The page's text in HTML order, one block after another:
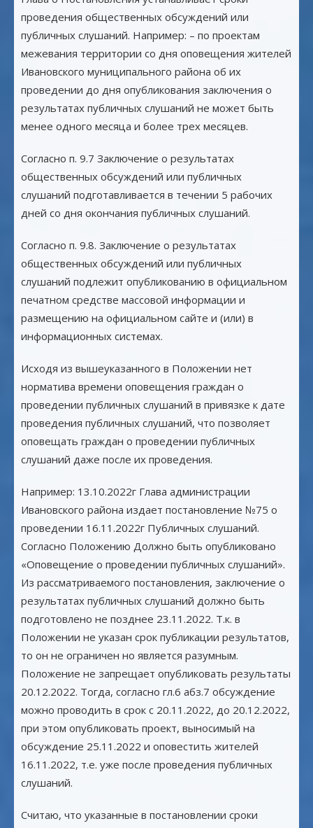
проведения общественных обсуждений или
публичных слушаний. Например: – по проектам
межевания территории со дня оповещения жителей
Ивановского муниципального района об их
проведении до дня опубликования заключения о
результатах публичных слушаний не может быть
менее одного месяца и более трех месяцев.
Согласно п. 9.7 Заключение о результатах
общественных обсуждений или публичных
слушаний подготавливается в течении 5 рабочих
дней со дня окончания публичных слушаний.
Согласно п. 9.8. Заключение о результатах
общественных обсуждений или публичных
слушаний подлежит опубликованию в официальном
печатном средстве массовой информации и
размещению на официальном сайте и (или) в
информационных системах.
Исходя из вышеуказанного в Положении нет
норматива времени оповещения граждан о
проведении публичных слушаний в привязке к дате
проведения публичных слушаний, что позволяет
оповещать граждан о проведении публичных
слушаний даже после их проведения.
Например: 13.10.2022г Глава администрации
Ивановского района издает постановление №75 о
проведении 16.11.2022г Публичных слушаний.
Согласно Положению Должно быть опубликовано
«Оповещение о проведении публичных слушаний».
Из рассматриваемого постановления, заключение о
результатах публичных слушаний должно быть
подготовлено не позднее 23.11.2022. Т.к. в
Положении не указан срок публикации результатов,
то он не ограничен но является разумным.
Положение не запрещает опубликовать результаты
20.12.2022. Тогда, согласно гл.6 абз.7 обсуждение
можно проводить в срок с 20.11.2022, до 20.12.2022,
при этом опубликовать проект, выносимый на
обсуждение 25.11.2022 и оповестить жителей
16.11.2022, т.е. уже после проведения публичных
слушаний.
Считаю, что указанные в постановлении сроки